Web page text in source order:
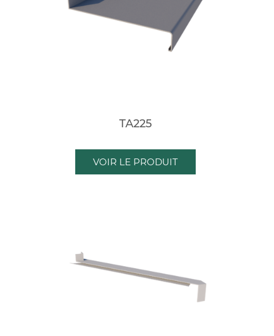
TA225
VOIR LE PRODUIT